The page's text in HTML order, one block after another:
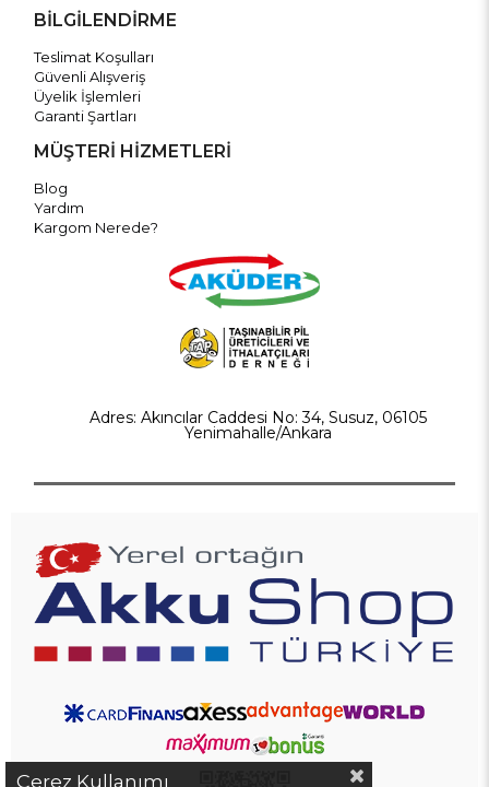
BİLGİLENDİRME
Teslimat Koşulları
Güvenli Alışveriş
Üyelik İşlemleri
Garanti Şartları
MÜŞTERİ HİZMETLERİ
Blog
Yardım
Kargom Nerede?
Adres: Akıncılar Caddesi No: 34, Susuz, 06105
Yenimahalle/Ankara
Çerez Kullanımı